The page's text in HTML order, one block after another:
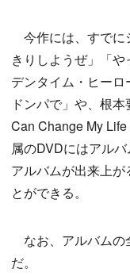
今作には、すでに
きりしようぜ」「
デンタイム・ヒー
ドンパで」や、根
Can Change My
属のDVDにはアル
アルバムが出来上
とができる。
なお、アルバムの
だ。